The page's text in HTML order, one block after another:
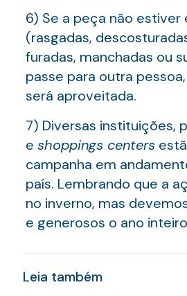
6) Se a peça não
(rasgadas,
furadas, manchadas ou
passe para outra
será aproveitada.
7) Diversas instituições,
e shoppings centers
campanha em
país. Lembrando que a
no inverno, mas
e generosos o ano
Leia também